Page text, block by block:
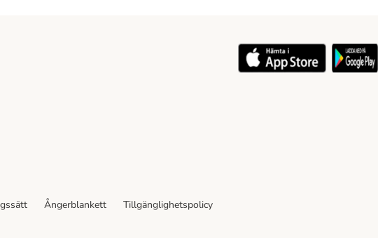
Ångerblankett Tillgänglighetspolicy